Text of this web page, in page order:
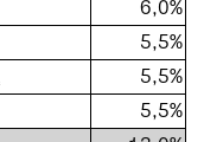
6,0%
5,5%
5,5%
5,5%